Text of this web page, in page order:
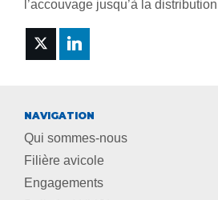
l’accouvage jusqu’à la
NAVIGATION
Qui sommes-nous
Filière avicole
Engagements